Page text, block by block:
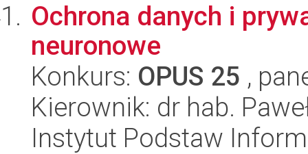
Ochrona danych i
neuronowe
Konkurs: OPUS 25 ,
Kierownik: dr hab.
Instytut Podstaw